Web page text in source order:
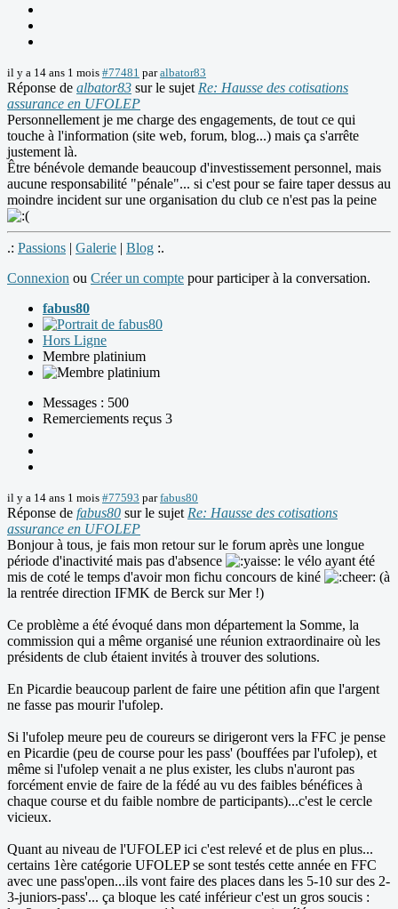
il y a 14 ans 1 mois #77481 paralbator83
Réponse de albator83 sur le sujet Re: Hausse des cotisations
assurance en UFOLEP
Personnellement je me charge des engagements, de tout ce qui
touche à l'information (site web, forum, blog...) mais ça s'arrête
justement là.
Être bénévole demande beaucoup d'investissement personnel, mais
aucune responsabilité "pénale"... si c'est pour se faire taper dessus au
moindre incident sur une organisation du club ce n'est pas la peine
.: Passions | Galerie | Blog :.
Connexion ou Créer un compte pour participer à la conversation.
fabus80
Hors Ligne
Membre platinium
Messages : 500
Remerciements reçus 3
il y a 14 ans 1 mois #77593 parfabus80
Réponse de fabus80 sur le sujet Re: Hausse des cotisations
assurance en UFOLEP
Bonjour à tous, je fais mon retour sur le forum après une longue
période d'inactivité mais pas d'absence
le vélo ayant été
mis de coté le temps d'avoir mon fichu concours de kiné
(à
la rentrée direction IFMK de Berck sur Mer !)
Ce problème a été évoqué dans mon département la Somme, la
commission qui a même organisé une réunion extraordinaire où les
présidents de club étaient invités à trouver des solutions.
En Picardie beaucoup parlent de faire une pétition afin que l'argent
ne fasse pas mourir l'ufolep.
Si l'ufolep meure peu de coureurs se dirigeront vers la FFC je pense
en Picardie (peu de course pour les pass' (bouffées par l'ufolep), et
même si l'ufolep venait a ne plus exister, les clubs n'auront pas
forcément envie de faire de la fédé au vu des faibles bénéfices à
chaque course et du faible nombre de participants)...c'est le cercle
vicieux.
Quant au niveau de l'UFOLEP ici c'est relevé et de plus en plus...
certains 1ère catégorie UFOLEP se sont testés cette année en FFC
avec une pass'open...ils vont faire des places dans les 5-10 sur des 2-
3-juniors-pass'... ça bloque les caté inférieur c'est un gros soucis :